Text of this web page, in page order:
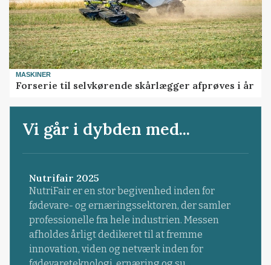
MASKINER
Forserie til selvkørende skårlægger afprøves i år
Vi går i dybden med...
Nutrifair 2025
NutriFair er en stor begivenhed inden for
fødevare- og ernæringssektoren, der samler
professionelle fra hele industrien. Messen
afholdes årligt dedikeret til at fremme
innovation, viden og netværk inden for